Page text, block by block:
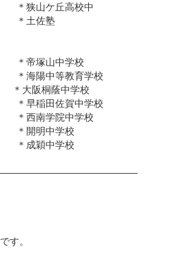
＊狭山ケ丘高校中
＊土佐塾
＊帝塚山中学校
海陽中等教育学校
＊大阪桐蔭中学校
早稲田佐賀中学校
西南学院中学校
＊開明中学校
穎中学校
す。